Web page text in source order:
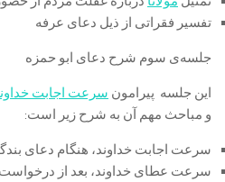
تفسیر فقراتی از ذیل دعای عرفه
جلسه‌ی سوم شرح دعای ابو حمزه
این جلسه پیرامون سرعت اجابت
و مباحث مهم آن به شرح زیر است:
سرعت اجابت خداوند، هنگام دعای
سرعت عطای خداوند، بعد از درخواست